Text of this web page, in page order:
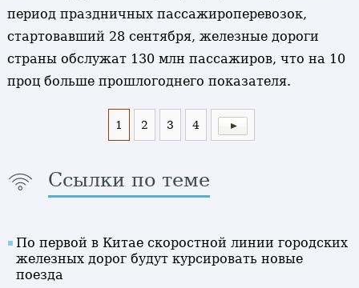
период праздничных пассажироперевозок,
стартовавший 28 сентября, железные дороги
страны обслужат 130 млн пассажиров, что на 10
проц больше прошлогоднего показателя.
1 2 3 4
Ссылки по теме
По первой в Китае скоростной линии городских
железных дорог будут курсировать новые
поезда